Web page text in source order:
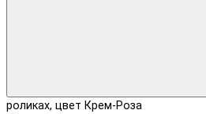
роликах, цвет Крем-Роза